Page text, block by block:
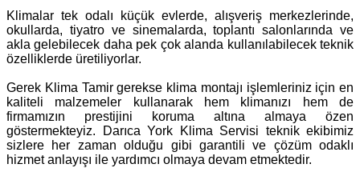
Klimalar tek odalı küçük evlerde, alışveriş merkezlerinde,
okullarda, tiyatro ve sinemalarda, toplantı salonlarında ve
akla gelebilecek daha pek çok alanda kullanılabilecek teknik
özelliklerde üretiliyorlar.
Gerek Klima Tamir gerekse klima montajı işlemleriniz için en
kaliteli malzemeler kullanarak hem klimanızı hem de
firmamızın prestijini koruma altına almaya özen
göstermekteyiz. Darıca York Klima Servisi teknik ekibimiz
sizlere her zaman olduğu gibi garantili ve çözüm odaklı
hizmet anlayışı ile yardımcı olmaya devam etmektedir.